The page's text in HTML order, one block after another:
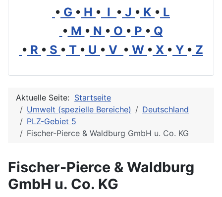
• G • H • I • J • K • L
• M • N • O • P • Q
• R • S • T • U • V • W • X • Y • Z
Aktuelle Seite: Startseite
Umwelt (spezielle Bereiche)
Deutschland
PLZ-Gebiet 5
Fischer-Pierce & Waldburg GmbH u. Co. KG
Fischer-Pierce & Waldburg
GmbH u. Co. KG